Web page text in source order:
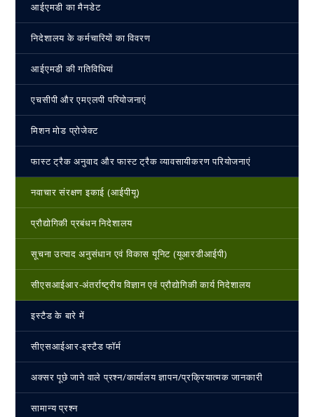
आईएमडी का मैनडेट
निदेशालय के कर्मचारियों का विवरण
आईएमडी की गतिविधियां
एचसीपी और एमएलपी परियोजनाएं
मिशन मोड प्रोजेक्ट
फास्ट ट्रैक अनुवाद और फास्ट ट्रैक व्यावसायीकरण परियोजनाएं
नवाचार संरक्षण इकाई (आईपीयू)
प्रौद्योगिकी प्रबंधन निदेशालय
सूचना उत्पाद अनुसंधान एवं विकास यूनिट (यूआरडीआईपी)
सीएसआईआर-अंतर्राष्‍ट्रीय विज्ञान एवं प्रौद्योगिकी कार्य निदेशालय
इस्‍टैड के बारे में
सीएसआईआर-इस्‍टैड फॉर्म
अक्सर पूछे जाने वाले प्रश्न/कार्यालय ज्ञापन/प्रक्रियात्मक जानकारी
सामान्य प्रश्न